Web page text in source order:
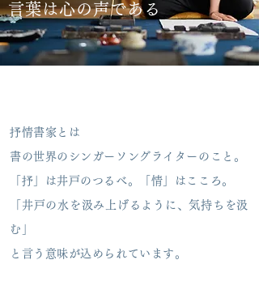
言葉は心の声である
抒情書家とは
書の世界のシンガーソングライターのこと。
「抒」は井戸のつるべ。「情」はこころ。
「井戸の水を汲み上げるように、気持ちを汲
む」
と言う意味が込められています。